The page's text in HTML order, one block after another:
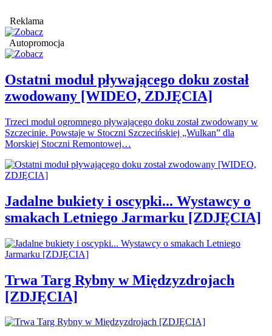
Reklama
Autopromocja
Ostatni moduł pływającego doku został
zwodowany [WIDEO, ZDJĘCIA]
Trzeci moduł ogromnego pływającego doku został zwodowany w
Szczecinie. Powstaje w Stoczni Szczecińskiej „Wulkan” dla
Morskiej Stoczni Remontowej…
Jadalne bukiety i oscypki... Wystawcy o
smakach Letniego Jarmarku [ZDJĘCIA]
Trwa Targ Rybny w Międzyzdrojach
[ZDJĘCIA]